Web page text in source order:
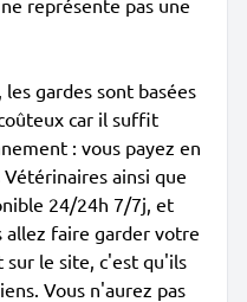
représente pas une
gardes sont basées
car il suffit
: vous payez en
ainsi que
24/24h 7/7j, et
allez faire garder votre
sur le site, c'est qu'ils
Vous n'aurez pas